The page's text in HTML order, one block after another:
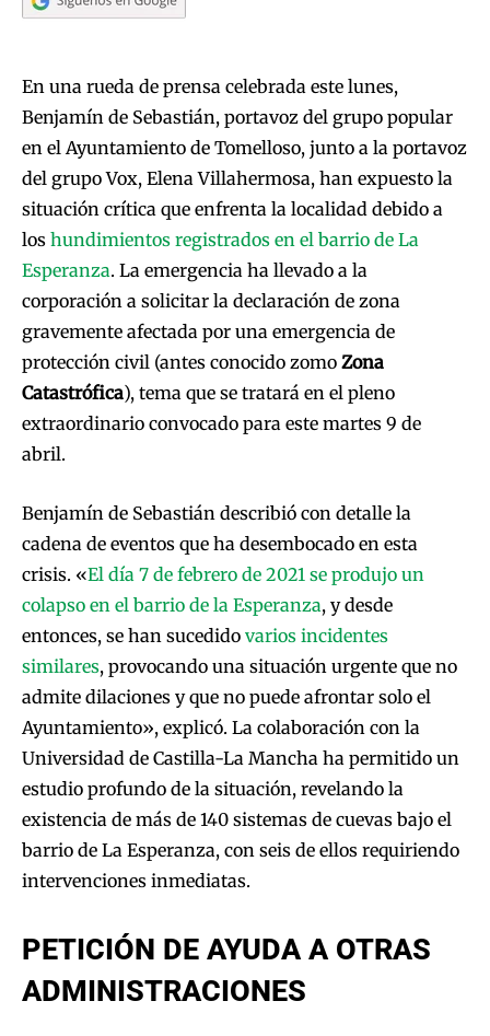
En una rueda de prensa celebrada este lunes,
Benjamín de Sebastián, portavoz del grupo popular
en el Ayuntamiento de Tomelloso, junto a la portavoz
del grupo Vox, Elena Villahermosa, han expuesto la
situación crítica que enfrenta la localidad debido a
los hundimientos registrados en el barrio de La
Esperanza. La emergencia ha llevado a la
corporación a solicitar la declaración de zona
gravemente afectada por una emergencia de
protección civil (antes conocido zomo Zona
Catastrófica), tema que se tratará en el pleno
extraordinario convocado para este martes 9 de
abril.
Benjamín de Sebastián describió con detalle la
cadena de eventos que ha desembocado en esta
crisis. «El día 7 de febrero de 2021 se produjo un
colapso en el barrio de la Esperanza, y desde
entonces, se han sucedido varios incidentes
similares, provocando una situación urgente que no
admite dilaciones y que no puede afrontar solo el
Ayuntamiento», explicó. La colaboración con la
Universidad de Castilla-La Mancha ha permitido un
estudio profundo de la situación, revelando la
existencia de más de 140 sistemas de cuevas bajo el
barrio de La Esperanza, con seis de ellos requiriendo
intervenciones inmediatas.
PETICIÓN DE AYUDA A OTRAS
ADMINISTRACIONES